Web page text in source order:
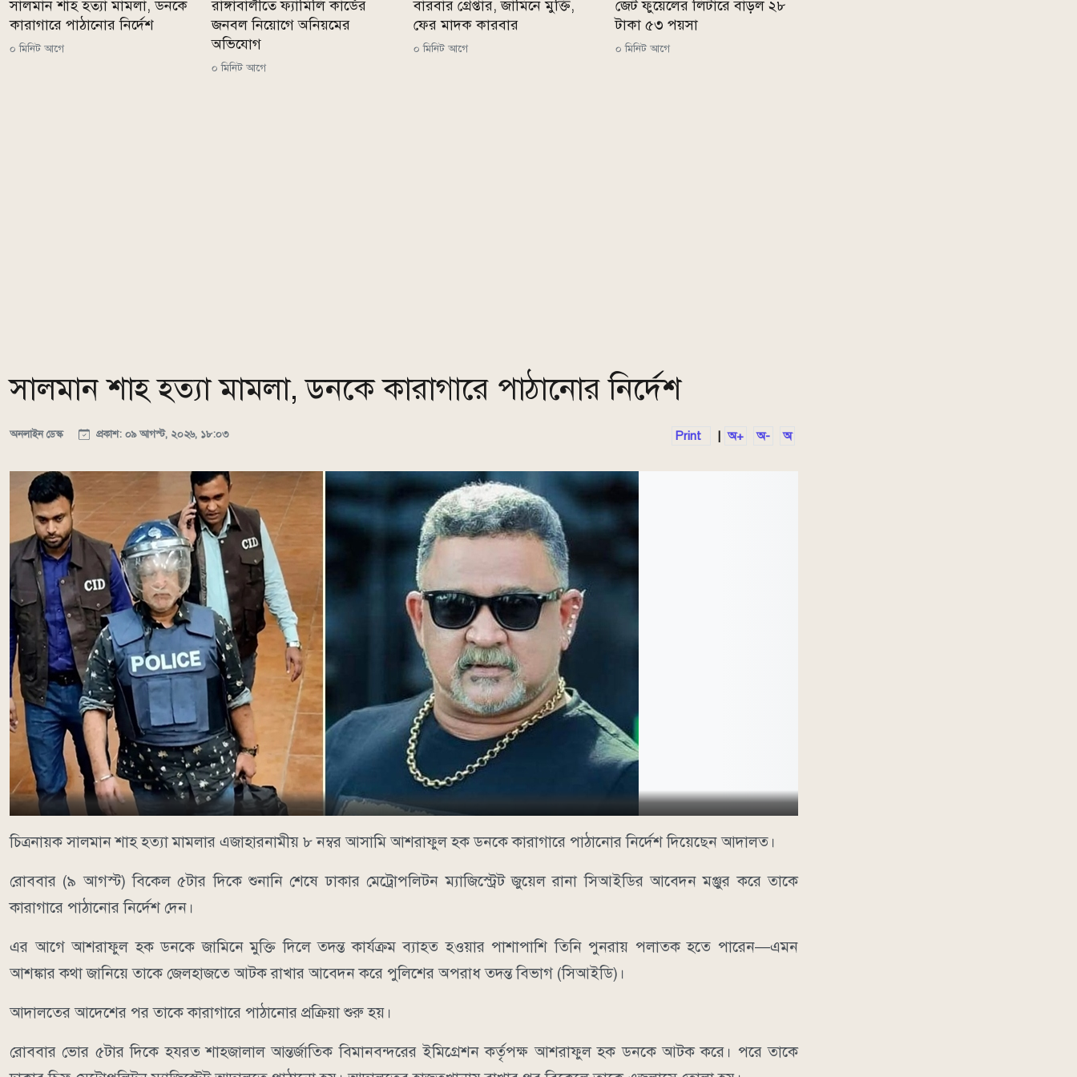
সালমান শাহ হত্যা মামলা, ডনকে
কারাগারে পাঠানোর নির্দেশ
০ মিনিট আগে
রাঙ্গাবালীতে ফ্যামিলি কার্ডের
জনবল নিয়োগে অনিয়মের
অভিযোগ
০ মিনিট আগে
বারবার গ্রেপ্তার, জামিনে মুক্তি,
ফের মাদক কারবার
০ মিনিট আগে
জেট ফুয়েলের লিটারে বাড়ল ২৮
টাকা ৫৩ পয়সা
০ মিনিট আগে
সালমান শাহ হত্যা মামলা, ডনকে কারাগারে পাঠানোর নির্দেশ
অনলাইন ডেস্ক প্রকাশ: ০৯ আগস্ট, ২০২৬, ১৮:০৩ Print | অ+ অ- অ
চিত্রনায়ক সালমান শাহ হত্যা মামলার এজাহারনামীয় ৮ নম্বর আসামি আশরাফুল হক ডনকে কারাগারে পাঠানোর নির্দেশ দিয়েছেন আদালত।
রোববার (৯ আগস্ট) বিকেল ৫টার দিকে শুনানি শেষে ঢাকার মেট্রোপলিটন ম্যাজিস্ট্রেট জুয়েল রানা সিআইডির আবেদন মঞ্জুর করে তাকে
কারাগারে পাঠানোর নির্দেশ দেন।
এর আগে আশরাফুল হক ডনকে জামিনে মুক্তি দিলে তদন্ত কার্যক্রম ব্যাহত হওয়ার পাশাপাশি তিনি পুনরায় পলাতক হতে পারেন—এমন
আশঙ্কার কথা জানিয়ে তাকে জেলহাজতে আটক রাখার আবেদন করে পুলিশের অপরাধ তদন্ত বিভাগ (সিআইডি)।
আদালতের আদেশের পর তাকে কারাগারে পাঠানোর প্রক্রিয়া শুরু হয়।
রোববার ভোর ৫টার দিকে হযরত শাহজালাল আন্তর্জাতিক বিমানবন্দরের ইমিগ্রেশন কর্তৃপক্ষ আশরাফুল হক ডনকে আটক করে। পরে তাকে